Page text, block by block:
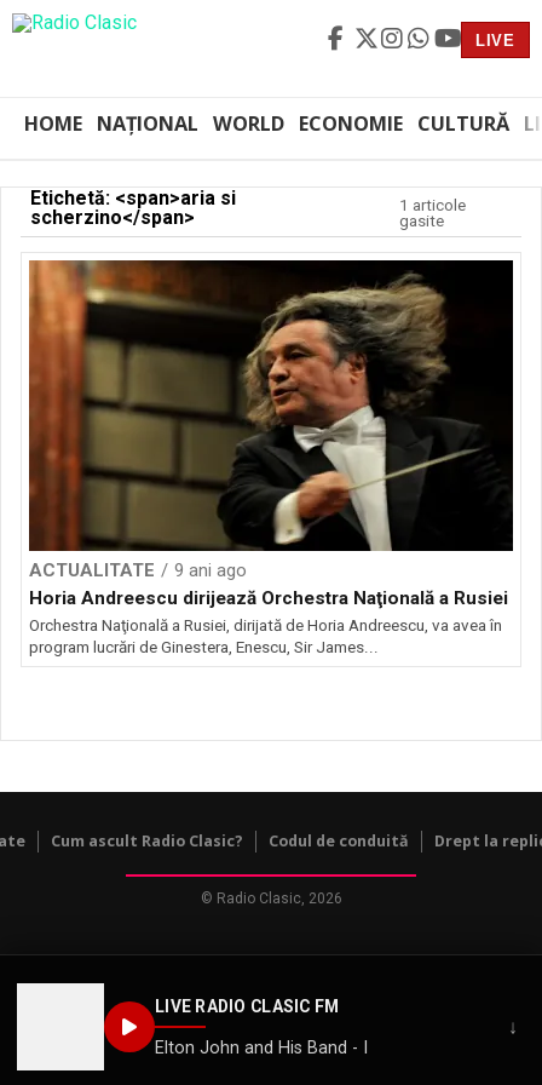
LIVE
HOME NAȚIONAL WORLD ECONOMIE CULTURĂ
LIVE RADIO CLASIC FM
Elton John and His Band - I
↓
Etichetă: <span>aria si
scherzino</span>
1 articole
gasite
ACTUALITATE
9 ani ago
Horia Andreescu dirijează Orchestra Naţională a Rusiei
Orchestra Naţională a Rusiei, dirijată de Horia Andreescu, va avea în
program lucrări de Ginestera, Enescu, Sir James...
Cum ascult Radio Clasic? Codul de conduită Drept la
© Radio Clasic, 2026